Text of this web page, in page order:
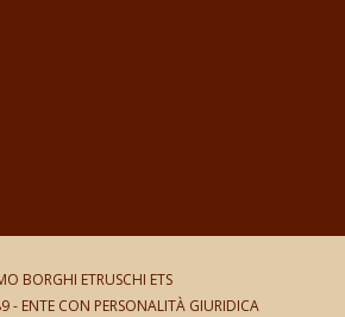
BORGHI ETRUSCHI ETS
- ENTE CON PERSONALITÀ GIURIDICA